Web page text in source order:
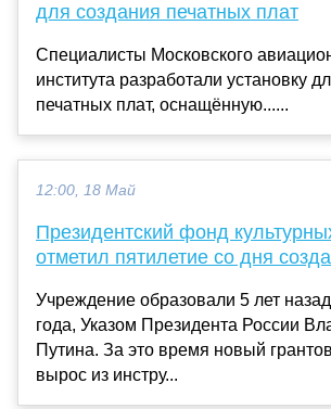
для создания печатных плат
Специалисты Московского
института разработали установку
печатных плат, оснащённую......
12:00, 18 Май
Президентский фонд
отметил пятилетие со дня
Учреждение образовали 5 лет
года, Указом Президента России
Путина. За это время новый
вырос из инстру...